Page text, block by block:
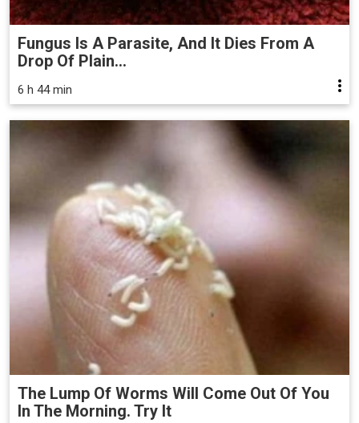
Fungus Is A Parasite, And It Dies From A
Drop Of Plain...
6 h 44 min
The Lump Of Worms Will Come Out Of You
In The Morning. Try It